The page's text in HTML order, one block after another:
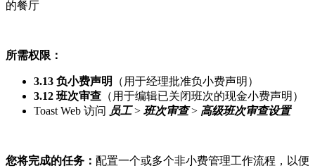
的餐厅
所需权限：
3.13 负小费声明
（用于经理批准负小费声明）
3.12 班次审查 （用于编辑已关闭班次的现金小费声明）
Toast Web 访问 员工> 班次审查> 高级班次审查设置
您将完成的任务： 配置一个或多个非小费管理工作流程，以便